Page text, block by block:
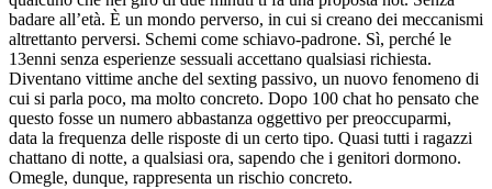
badare all’età. È un mondo perverso, in cui si creano dei meccanismi
altrettanto perversi. Schemi come schiavo-padrone. Sì, perché le
13enni senza esperienze sessuali accettano qualsiasi richiesta.
Diventano vittime anche del sexting passivo, un nuovo fenomeno di
cui si parla poco, ma molto concreto. Dopo 100 chat ho pensato che
questo fosse un numero abbastanza oggettivo per preoccuparmi,
data la frequenza delle risposte di un certo tipo. Quasi tutti i ragazzi
chattano di notte, a qualsiasi ora, sapendo che i genitori dormono.
Omegle, dunque, rappresenta un rischio concreto.